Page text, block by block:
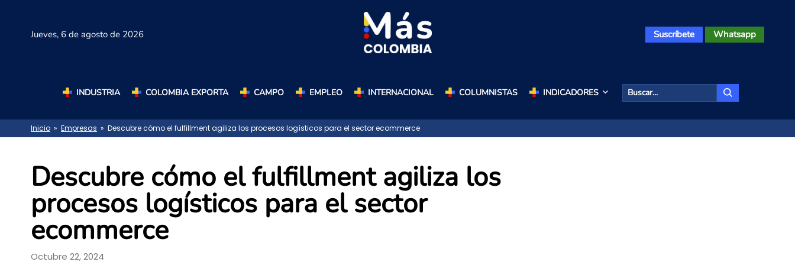
Jueves, 6 de agosto de 2026 Suscríbete Whatsapp
INDUSTRIA COLOMBIA EXPORTA CAMPO EMPLEO INTERNACIONAL COLUMNISTAS INDICADORES
Inicio » Empresas » Descubre cómo el fulfillment agiliza los procesos logísticos para el sector ecommerce
Descubre cómo el fulfillment agiliza los
procesos logísticos para el sector
ecommerce
Octubre 22, 2024